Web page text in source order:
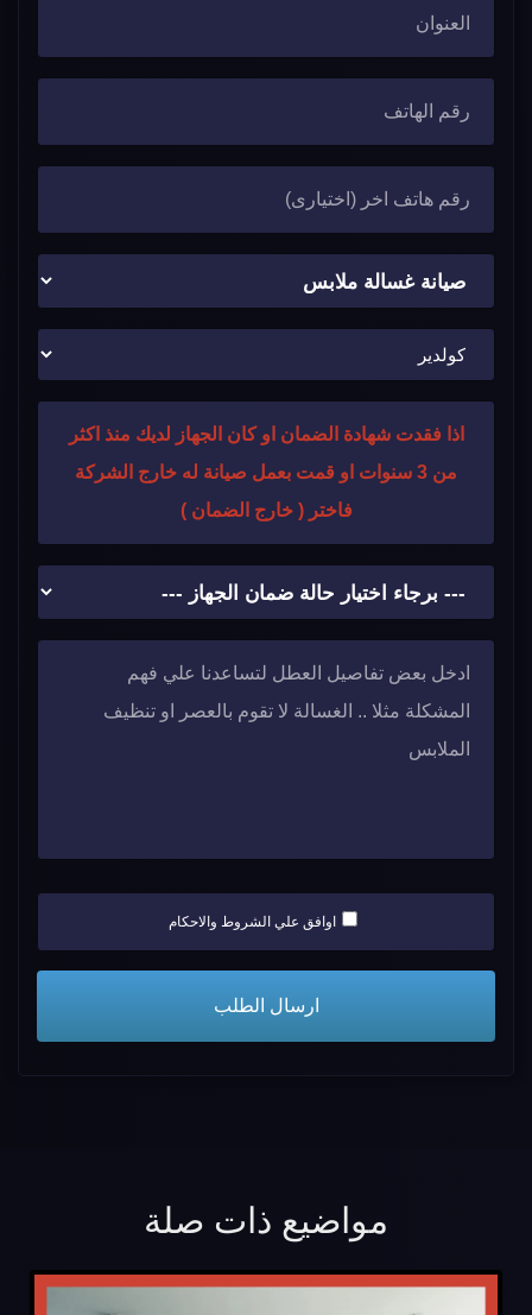
اذا فقدت شهادة الضمان او كان الجهاز لديك منذ اكثر
من 3 سنوات او قمت بعمل صيانة له خارج الشركة
فاختر ( خارج الضمان )
اوافق علي الشروط والاحكام
مواضيع ذات صلة